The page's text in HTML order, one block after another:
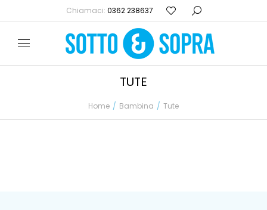
Chiamaci: 0362 238637
TUTE
Home Bambina Tute